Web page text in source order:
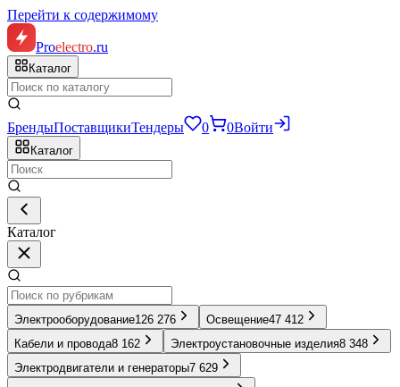
Перейти к содержимому
Proelectro.ru
Каталог
БрендыПоставщикиТендеры 0 0Войти
Каталог
Каталог
Электрооборудование126 276 Освещение47 412
Кабели и провода8 162 Электроустановочные изделия8 348
Электродвигатели и генераторы7 629